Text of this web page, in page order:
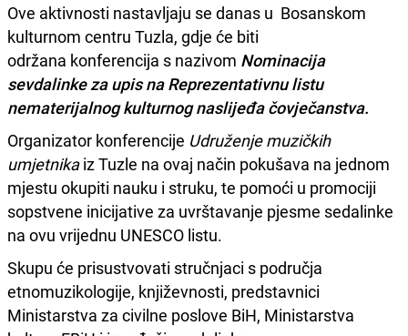
Ove aktivnosti nastavljaju se danas u Bosanskom
kulturnom centru Tuzla, gdje će biti
održana konferencija s nazivom Nominacija
sevdalinke za upis na Reprezentativnu listu
nematerijalnog kulturnog naslijeđa čovječanstva.
Organizator konferencije Udruženje muzičkih
umjetnikaiz Tuzle na ovaj način pokušava na jednom
mjestu okupiti nauku i struku, te pomoći u promociji
sopstvene inicijative za uvrštavanje pjesme sedalinke
na ovu vrijednu UNESCO listu.
Skupu će prisustvovati stručnjaci s područja
etnomuzikologije, književnosti, predstavnici
Ministarstva za civilne poslove BiH, Ministarstva